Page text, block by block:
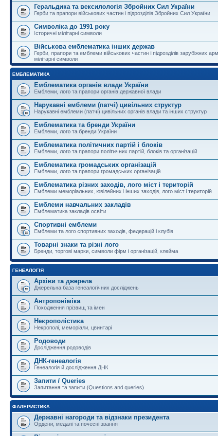
Геральдика та вексилологія Збройних Сил України
Герби та прапори військових частин і підрозділів Збройних Сил України
Символіка до 1991 року
Історичні мілітарні символи
Військова емблематика інших держав
Герби, прапори та емблеми військових частин і підрозділів зарубіжних
мілітарні символи
ЕМБЛЕМАТИКА
Емблематика органів влади України
Емблеми, лого та прапори органів державної влади
Нарукавні емблеми (патчі) цивільних структур
Нарукавні емблеми (патчі) цивільних органів влади та інших структур
Емблематика та бренди України
Емблеми, лого та бренди України
Емблематика політичних партій і блоків
Емблеми, лого та прапори політичних партій, блоків та організацій
Емблематика громадських організацій
Емблеми, лого та прапори громадських організацій
Емблематика різних заходів, лого міст і територій
Емблеми меморіальних, ювілейних і інших заходів, лого міст і територій
Емблеми навчальних закладів
Емблематика закладів освіти
Спортивні емблеми
Емблеми та лого спортивних заходів, федерацій і клубів
Товарні знаки та різні лого
Бренди, торгові марки, символи фірм і організацій, клейма
ГЕНЕАЛОГІЯ
Архіви та джерела
Джерельна база генеалогічних досліджень
Антропоніміка
Походження прізвищ та імен
Некрополістика
Некрополі, меморіали, цвинтарі
Родоводи
Дослідження родоводів
ДНК-генеалогія
Генеалогія й дослідження ДНК
Запити / Queries
Запитання та запити (Questions and queries)
ФАЛЕРИСТИКА
Державні нагороди та відзнаки президента
Ордени, медалі та почесні звання